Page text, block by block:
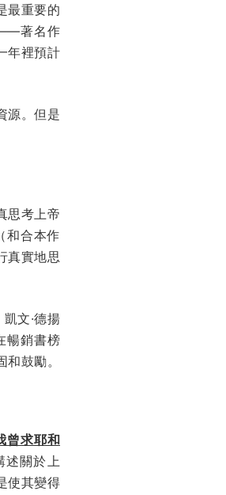
最重要的
——著名作
年裡預計
源。但是
思考上帝
和合本作
真實地思
文·德揚
暢銷書榜
鼓勵。
曾求耶和
述關於上
使其變得